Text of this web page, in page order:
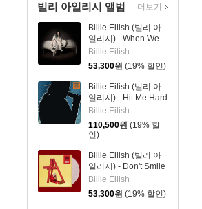
빌리 아일리시 앨범
Billie Eilish (빌리 아
일리시) - When We
All Fall Asleep,
Where Do We Go?
[베이비블루 컬러
3LP]
Billie Eilish
53,300원 (19% 할인)
Billie Eilish (빌리 아
일리시) - Hit Me Hard
And Soft: THE TOUR
(Live) [컬러 3LP]
Billie Eilish
110,500원 (19% 할
인)
Billie Eilish (빌리 아
일리시) - Don't Smile
At Me [클리어 컬러
LP]
Billie Eilish
53,300원 (19% 할인)
더보기